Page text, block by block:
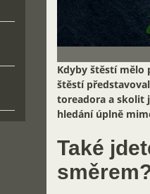
Kdyby štěstí mělo
štěstí
toreadora a skolit
hledání úplně
Také